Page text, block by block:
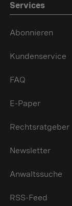
Services
Abonnieren
Kundenservice
FAQ
E-Paper
Rechtsratgeber
Newsletter
Anwaltssuche
RSS-Feed